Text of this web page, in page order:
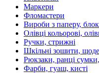
Маркери
Фломастери
Вироби з паперу,
Олівці кольорові,
Ручки, стрижні
Шкільні зошити,
Рюкзаки, ранці
Фарби, гуаш, кисті